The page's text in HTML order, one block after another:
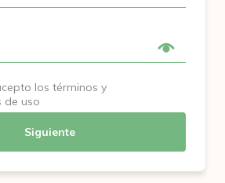
los términos y
de uso
Siguiente